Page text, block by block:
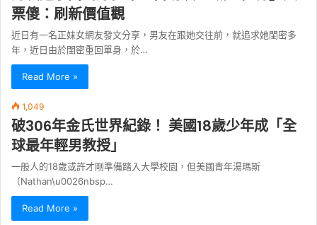
票傻：刷新價值觀
近日有一名正妹女網友發文分享，男友在跟她交往前，就追求她閨密多
年，近日由於閨密重回單身，於…
Read More »
1,049
破306年金氏世界紀錄！ 美國18歲少年成「全
球最年輕男教授」
一般人的18歲或許才剛準備踏入大學校園，但美國青年湯瑪斯
（Nathan\u0026nbsp…
Read More »